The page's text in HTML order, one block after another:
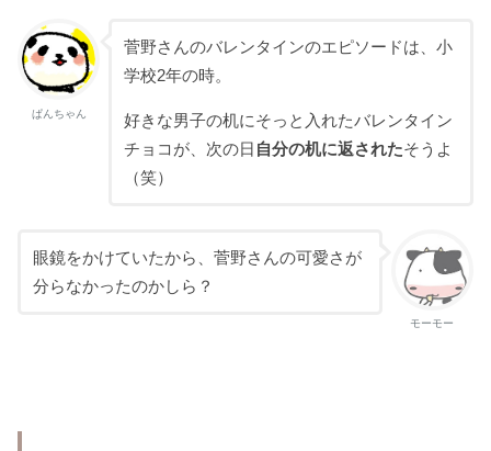
ぱんちゃん
菅野さんのバレンタインのエピソードは、小
学校2年の時。
好きな男子の机にそっと入れたバレンタイン
チョコが、次の日 自分の机に返されたそうよ
（笑）
モーモー
眼鏡をかけていたから、菅野さんの可愛さが
分らなかったのかしら？